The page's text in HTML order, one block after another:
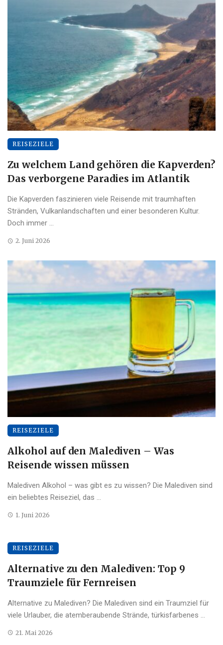
REISEZIELE
Zu welchem Land gehören die Kapverden?
Das verborgene Paradies im Atlantik
Die Kapverden faszinieren viele Reisende mit traumhaften
Stränden, Vulkanlandschaften und einer besonderen Kultur.
Doch immer ...
2. Juni 2026
REISEZIELE
Alkohol auf den Malediven – Was
Reisende wissen müssen
Malediven Alkohol – was gibt es zu wissen? Die Malediven sind
ein beliebtes Reiseziel, das ...
1. Juni 2026
REISEZIELE
Alternative zu den Malediven: Top 9
Traumziele für Fernreisen
Alternative zu Malediven? Die Malediven sind ein Traumziel für
viele Urlauber, die atemberaubende Strände, türkisfarbenes ...
21. Mai 2026